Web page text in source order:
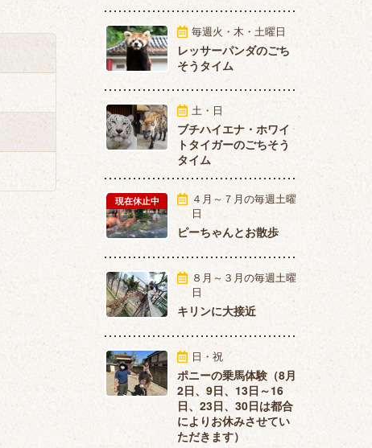
毎週火・木・土曜日
レッサーパンダのごち
そうタイム
土・日
ブチハイエナ・ホワイ
トタイガーのごちそう
タイム
現在休止中
４月～７月の毎週土曜
日
ピーちゃんとお散歩
８月～３月の毎週土曜
日
キリンに大接近
日・祝
ポニーの乗馬体験（8月
2日、9日、13日～16
日、23日、30日は都合
によりお休みさせてい
ただきます）